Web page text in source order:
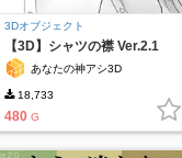
3Dオブジェクト
【3D】シャツの襟 Ver.2.1
あなたの神アシ3D
18,733
480 G